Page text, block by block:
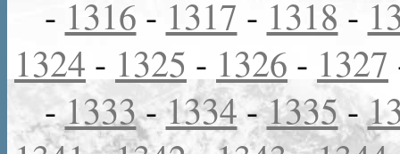
- 1316 - 1317 - 1318 -
1324 - 1325 - 1326 - 1327
-1333-1334-1335-